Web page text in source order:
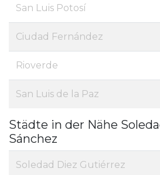
San Luis Potosí
Ciudad Fernández
Rioverde
San Luis de la Paz
Städte in der Nähe
Sánchez
Soledad Diez Gutiérrez